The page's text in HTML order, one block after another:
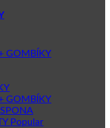
GOMBÍKY
GOMBÍKY